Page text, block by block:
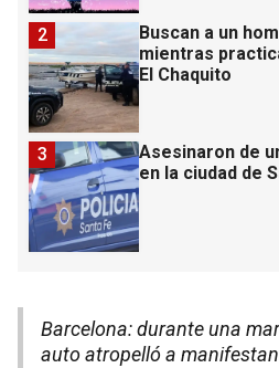
Buscan a un
mientras
El Chaquito
2
Asesinaron de
en la ciudad de
3
Barcelona: durante una
auto atropelló a